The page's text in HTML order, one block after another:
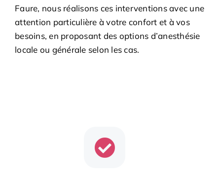
Faure, nous réalisons ces interventions avec une
attention particulière à votre confort et à vos
besoins, en proposant des options d’anesthésie
locale ou générale selon les cas.